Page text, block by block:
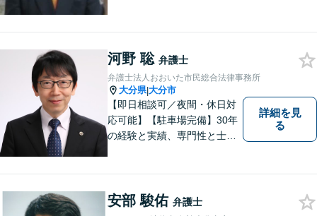
河野 聡 弁護士
弁護士法人おおいた市民総合法律事務所
大分県|大分市
【即日相談可／夜間・休日対
応可能】【駐車場完備】30年
の経験と実績、専門性と士業
ニーズに応えます。常に市民
に身近で親しみやすい弁護士
詳細を見
る
安部 駿佑 弁護士